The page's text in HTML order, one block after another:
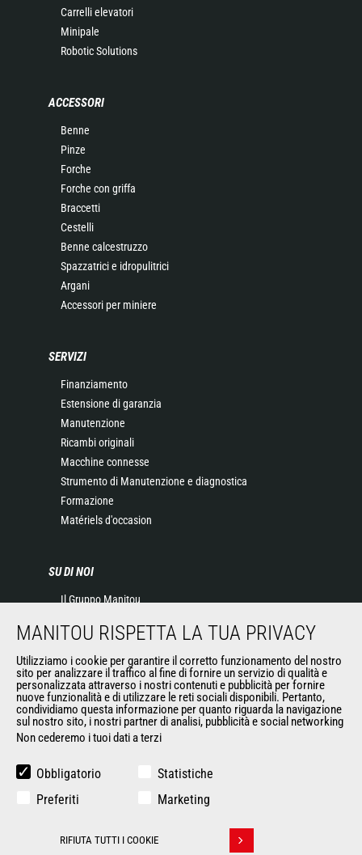
Carrelli elevatori
Minipale
Robotic Solutions
ACCESSORI
Benne
Pinze
Forche
Forche con griffa
Braccetti
Cestelli
Benne calcestruzzo
Spazzatrici e idropulitrici
Argani
Accessori per miniere
SERVIZI
Finanziamento
Estensione di garanzia
Manutenzione
Ricambi originali
Macchine connesse
Strumento di Manutenzione e diagnostica
Formazione
Matériels d'occasion
SU DI NOI
Il Gruppo Manitou
Informazioni legali
Eventi
News
Storia
General Terms and Conditions of Sale
ALTRI SITI DEL GRUPPO
Gruppo Manitou
L'usato di Manitou
MANITOU RISPETTA LA TUA PRIVACY
Utilizziamo i cookie per garantire il corretto funzionamento del nostro
sito per analizzare il traffico al fine di fornire un servizio di qualità e
personalizzata attraverso i nostri contenuti e pubblicità per fornire
nuove funzionalità e di utilizzare le reti sociali disponibili. Pertanto,
condividiamo questa informazione per quanto riguarda la navigazione
sul nostro sito, i nostri partner di analisi, pubblicità e social networking
Non cederemo i tuoi dati a terzi
Obbligatorio
Statistiche
Preferiti
Marketing
RIFIUTA TUTTI I COOKIE